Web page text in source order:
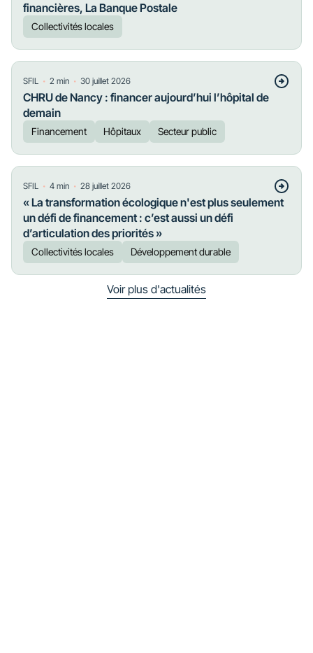
financières, La Banque Postale
Collectivités locales
SFIL ・ 2 min ・ 30 juillet 2026
CHRU de Nancy : financer aujourd’hui l’hôpital de
demain
Financement Hôpitaux Secteur public
SFIL ・ 4 min ・ 28 juillet 2026
« La transformation écologique n'est plus seulement
un défi de financement : c’est aussi un défi
d’articulation des priorités »
Collectivités locales Développement durable
Voir plus d'actualités